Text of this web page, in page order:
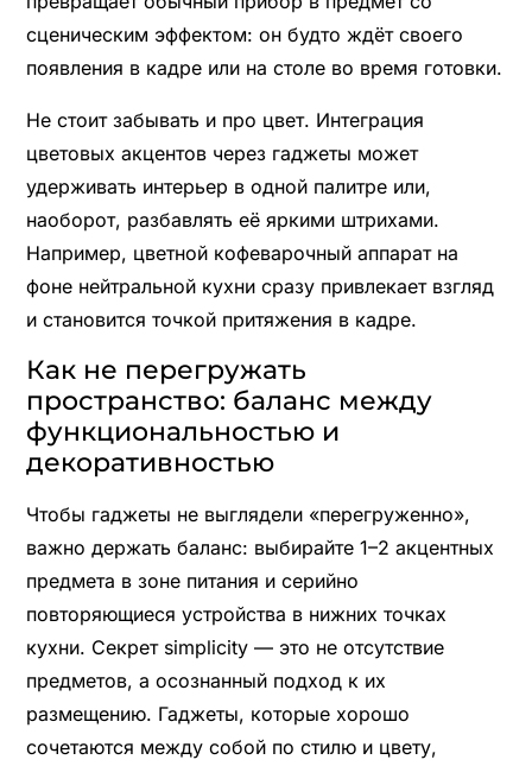
сценическим эффектом: он будто ждёт своего
появления в кадре или на столе во время готовки.
Не стоит забывать и про цвет. Интеграция
цветовых акцентов через гаджеты может
удерживать интерьер в одной палитре или,
наоборот, разбавлять её яркими штрихами.
Например, цветной кофеварочный аппарат на
фоне нейтральной кухни сразу привлекает взгляд
и становится точкой притяжения в кадре.
Как не перегружать
пространство: баланс между
функциональностью и
декоративностью
Чтобы гаджеты не выглядели «перегруженно»,
важно держать баланс: выбирайте 1–2 акцентных
предмета в зоне питания и серийно
повторяющиеся устройства в нижних точках
кухни. Секрет simplicity — это не отсутствие
предметов, а осознанный подход к их
размещению. Гаджеты, которые хорошо
сочетаются между собой по стилю и цвету,